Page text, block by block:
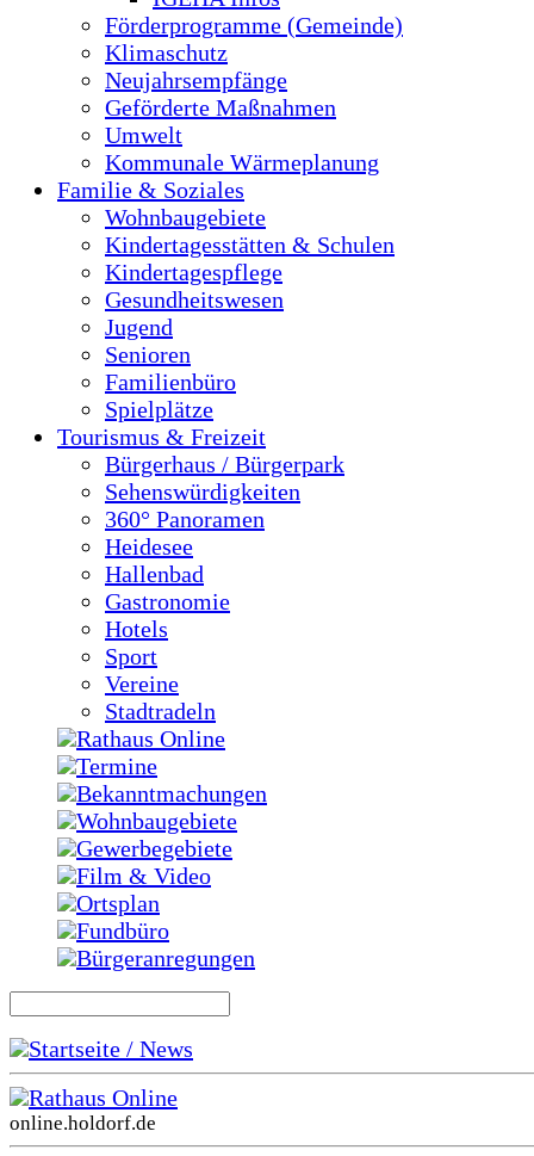
Förderprogramme (Gemeinde)
Klimaschutz
Neujahrsempfänge
Geförderte Maßnahmen
Umwelt
Kommunale Wärmeplanung
Familie & Soziales
Wohnbaugebiete
Kindertagesstätten & Schulen
Kindertagespflege
Gesundheitswesen
Jugend
Senioren
Familienbüro
Spielplätze
Tourismus & Freizeit
Bürgerhaus / Bürgerpark
Sehenswürdigkeiten
360° Panoramen
Heidesee
Hallenbad
Gastronomie
Hotels
Sport
Vereine
Stadtradeln
Rathaus Online
Termine
Bekanntmachungen
Wohnbaugebiete
Gewerbegebiete
Film & Video
Ortsplan
Fundbüro
Bürgeranregungen
Startseite / News
Rathaus Online
online.holdorf.de